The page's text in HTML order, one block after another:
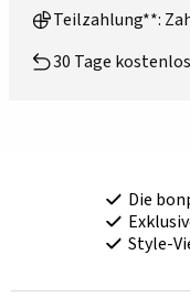
Teilzahlung**:
30 Tage
Die
Style-